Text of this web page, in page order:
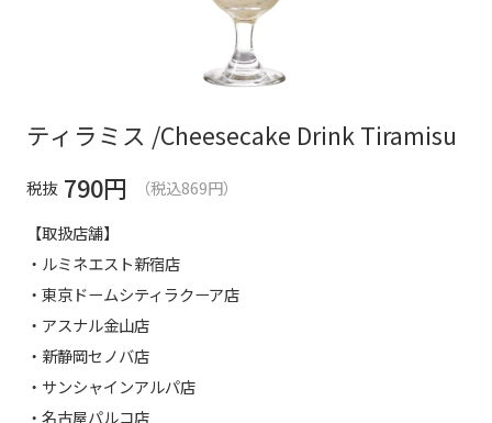
ティラミス /Cheesecake Drink Tiramisu
税抜 790円
（税込869円）
【取扱店舗】
・ルミネエスト新宿店
・東京ドームシティラクーア店
・アスナル金山店
・新静岡セノバ店
・サンシャインアルパ店
・名古屋パルコ店